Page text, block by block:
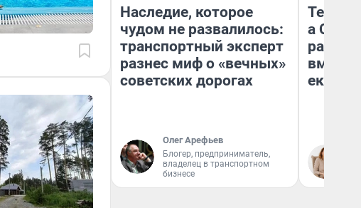
Наследие, которое
чудом не развалилось:
транспортный эксперт
разнес миф о «вечных»
советских дорогах
Олег Арефьев
Блогер, предприниматель,
владелец в транспортном
бизнесе
а